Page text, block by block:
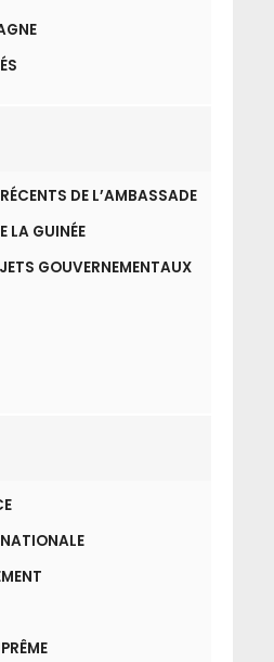
DE L’AMBASSADE
LA GUINÉE
GOUVERNEMENTAUX
NATIONALE